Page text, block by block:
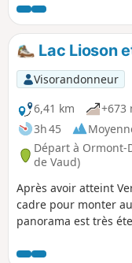
promenade en
manque ni d'intérêt
Lac Lioson
Visorandonneur
6,41 km
+673
3h 45
Départ à Ormont-
de Vaud)
Après avoir atteint
cadre pour monter
panorama est très
beau Lac Lioson.